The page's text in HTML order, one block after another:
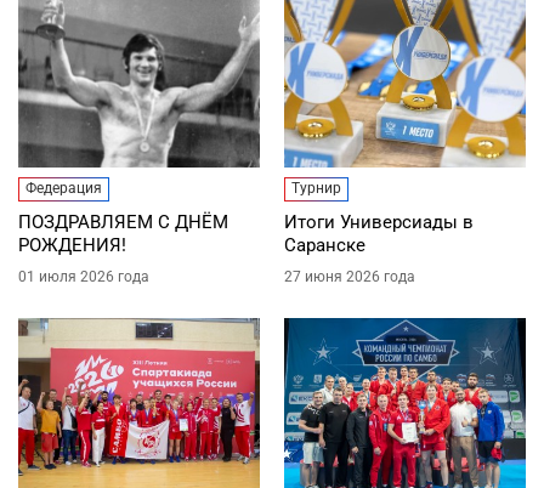
Федерация
ПОЗДРАВЛЯЕМ С ДНЁМ
РОЖДЕНИЯ!
01 июля 2026 года
Турнир
Итоги Универсиады в
Саранске
27 июня 2026 года